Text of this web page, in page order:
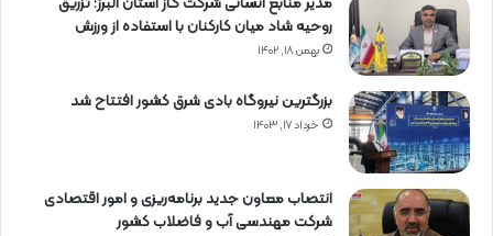
روحیه شاد میان کارکنان با استفاده از ورزش
بهمن ۱۸, ۱۴۰۲
بزرگترین نیروگاه بادی شرق کشور افتتاح شد
خرداد ۱۷, ۱۴۰۳
انتصاب معاون جدید برنامه‌ریزی و امور اقتصادی
شرکت مهندسی آب و فاضلاب کشور